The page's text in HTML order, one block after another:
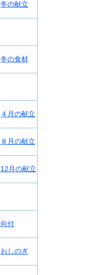
冬の献立
冬の食材
４月の献立
８月の献立
12月の献立
向付
おしのぎ